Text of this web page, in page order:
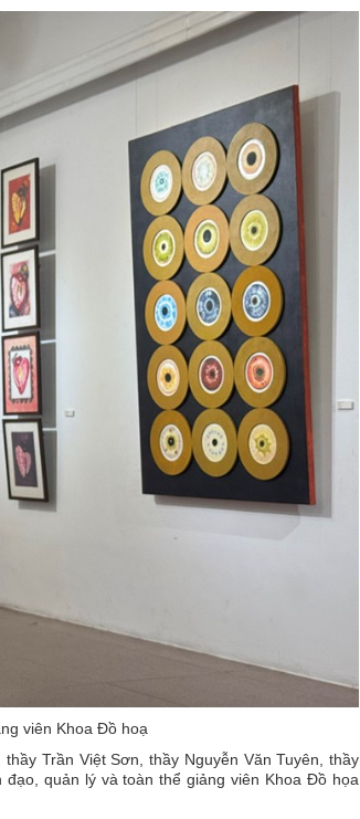
viên Khoa Đồ hoạ
Trần Việt Sơn, thầy Nguyễn Văn Tuyên, thầy
quản lý và toàn thể giảng viên Khoa Đồ họa